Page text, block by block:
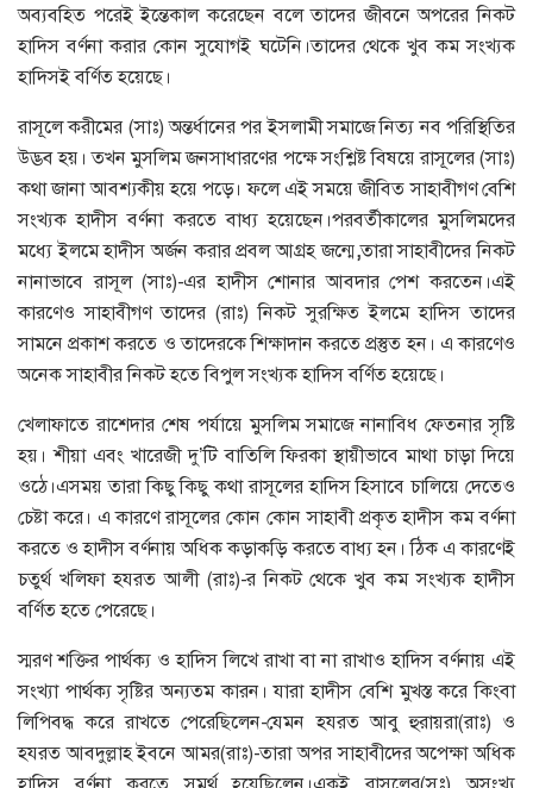
অব্যবহিত পরেই ইন্তেকাল করেছেন বলে তাদের জীবনে অপরের নিকট
হাদিস বর্ণনা করার কোন সুযোগই ঘটেনি।তাদের থেকে খুব কম সংখ্যক
হাদিসই বর্ণিত হয়েছে।
রাসূলে করীমের (সাঃ) অন্তর্ধানের পর ইসলামী সমাজে নিত্য নব পরিস্থিতির
উদ্ভব হয়। তখন মুসলিম জনসাধারণের পক্ষে সংশ্লিষ্ট বিষয়ে রাসূলের (সাঃ)
কথা জানা আবশ্যকীয় হয়ে পড়ে। ফলে এই সময়ে জীবিত সাহাবীগণ বেশি
সংখ্যক হাদীস বর্ণনা করতে বাধ্য হয়েছেন।পরবর্তীকালের মুসলিমদের
মধ্যে ইলমে হাদীস অর্জন করার প্রবল আগ্রহ জন্মে,তারা সাহাবীদের নিকট
নানাভাবে রাসূল (সাঃ)-এর হাদীস শোনার আবদার পেশ করতেন।এই
কারণেও সাহাবীগণ তাদের (রাঃ) নিকট সুরক্ষিত ইলমে হাদিস তাদের
সামনে প্রকাশ করতে ও তাদেরকে শিক্ষাদান করতে প্রস্তুত হন। এ কারণেও
অনেক সাহাবীর নিকট হতে বিপুল সংখ্যক হাদিস বর্ণিত হয়েছে।
খেলাফাতে রাশেদার শেষ পর্যায়ে মুসলিম সমাজে নানাবিধ ফেতনার সৃষ্টি
হয়। শীয়া এবং খারেজী দু’টি বাতিলি ফিরকা স্থায়ীভাবে মাথা চাড়া দিয়ে
ওঠে।এসময় তারা কিছু কিছু কথা রাসূলের হাদিস হিসাবে চালিয়ে দেতেও
চেষ্টা করে। এ কারণে রাসূলের কোন কোন সাহাবী প্রকৃত হাদীস কম বর্ণনা
করতে ও হাদীস বর্ণনায় অধিক কড়াকড়ি করতে বাধ্য হন। ঠিক এ কারণেই
চতুর্থ খলিফা হযরত আলী (রাঃ)-র নিকট থেকে খুব কম সংখ্যক হাদীস
বর্ণিত হতে পেরেছে।
স্মরণ শক্তির পার্থক্য ও হাদিস লিখে রাখা বা না রাখাও হাদিস বর্ণনায় এই
সংখ্যা পার্থক্য সৃষ্টির অন্যতম কারন। যারা হাদীস বেশি মুখস্ত করে কিংবা
লিপিবদ্ধ করে রাখতে পেরেছিলেন-যেমন হযরত আবু হুরায়রা(রাঃ) ও
হযরত আবদুল্লাহ ইবনে আমর(রাঃ)-তারা অপর সাহাবীদের অপেক্ষা অধিক